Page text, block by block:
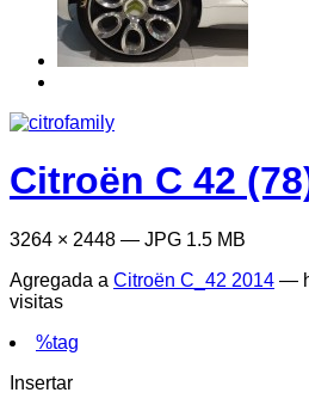
Citroën C 42
3264 × 2448 — JPG 1.5 MB
Agregada a Citroën C_42 2014 —
visitas
%tag
Insertar